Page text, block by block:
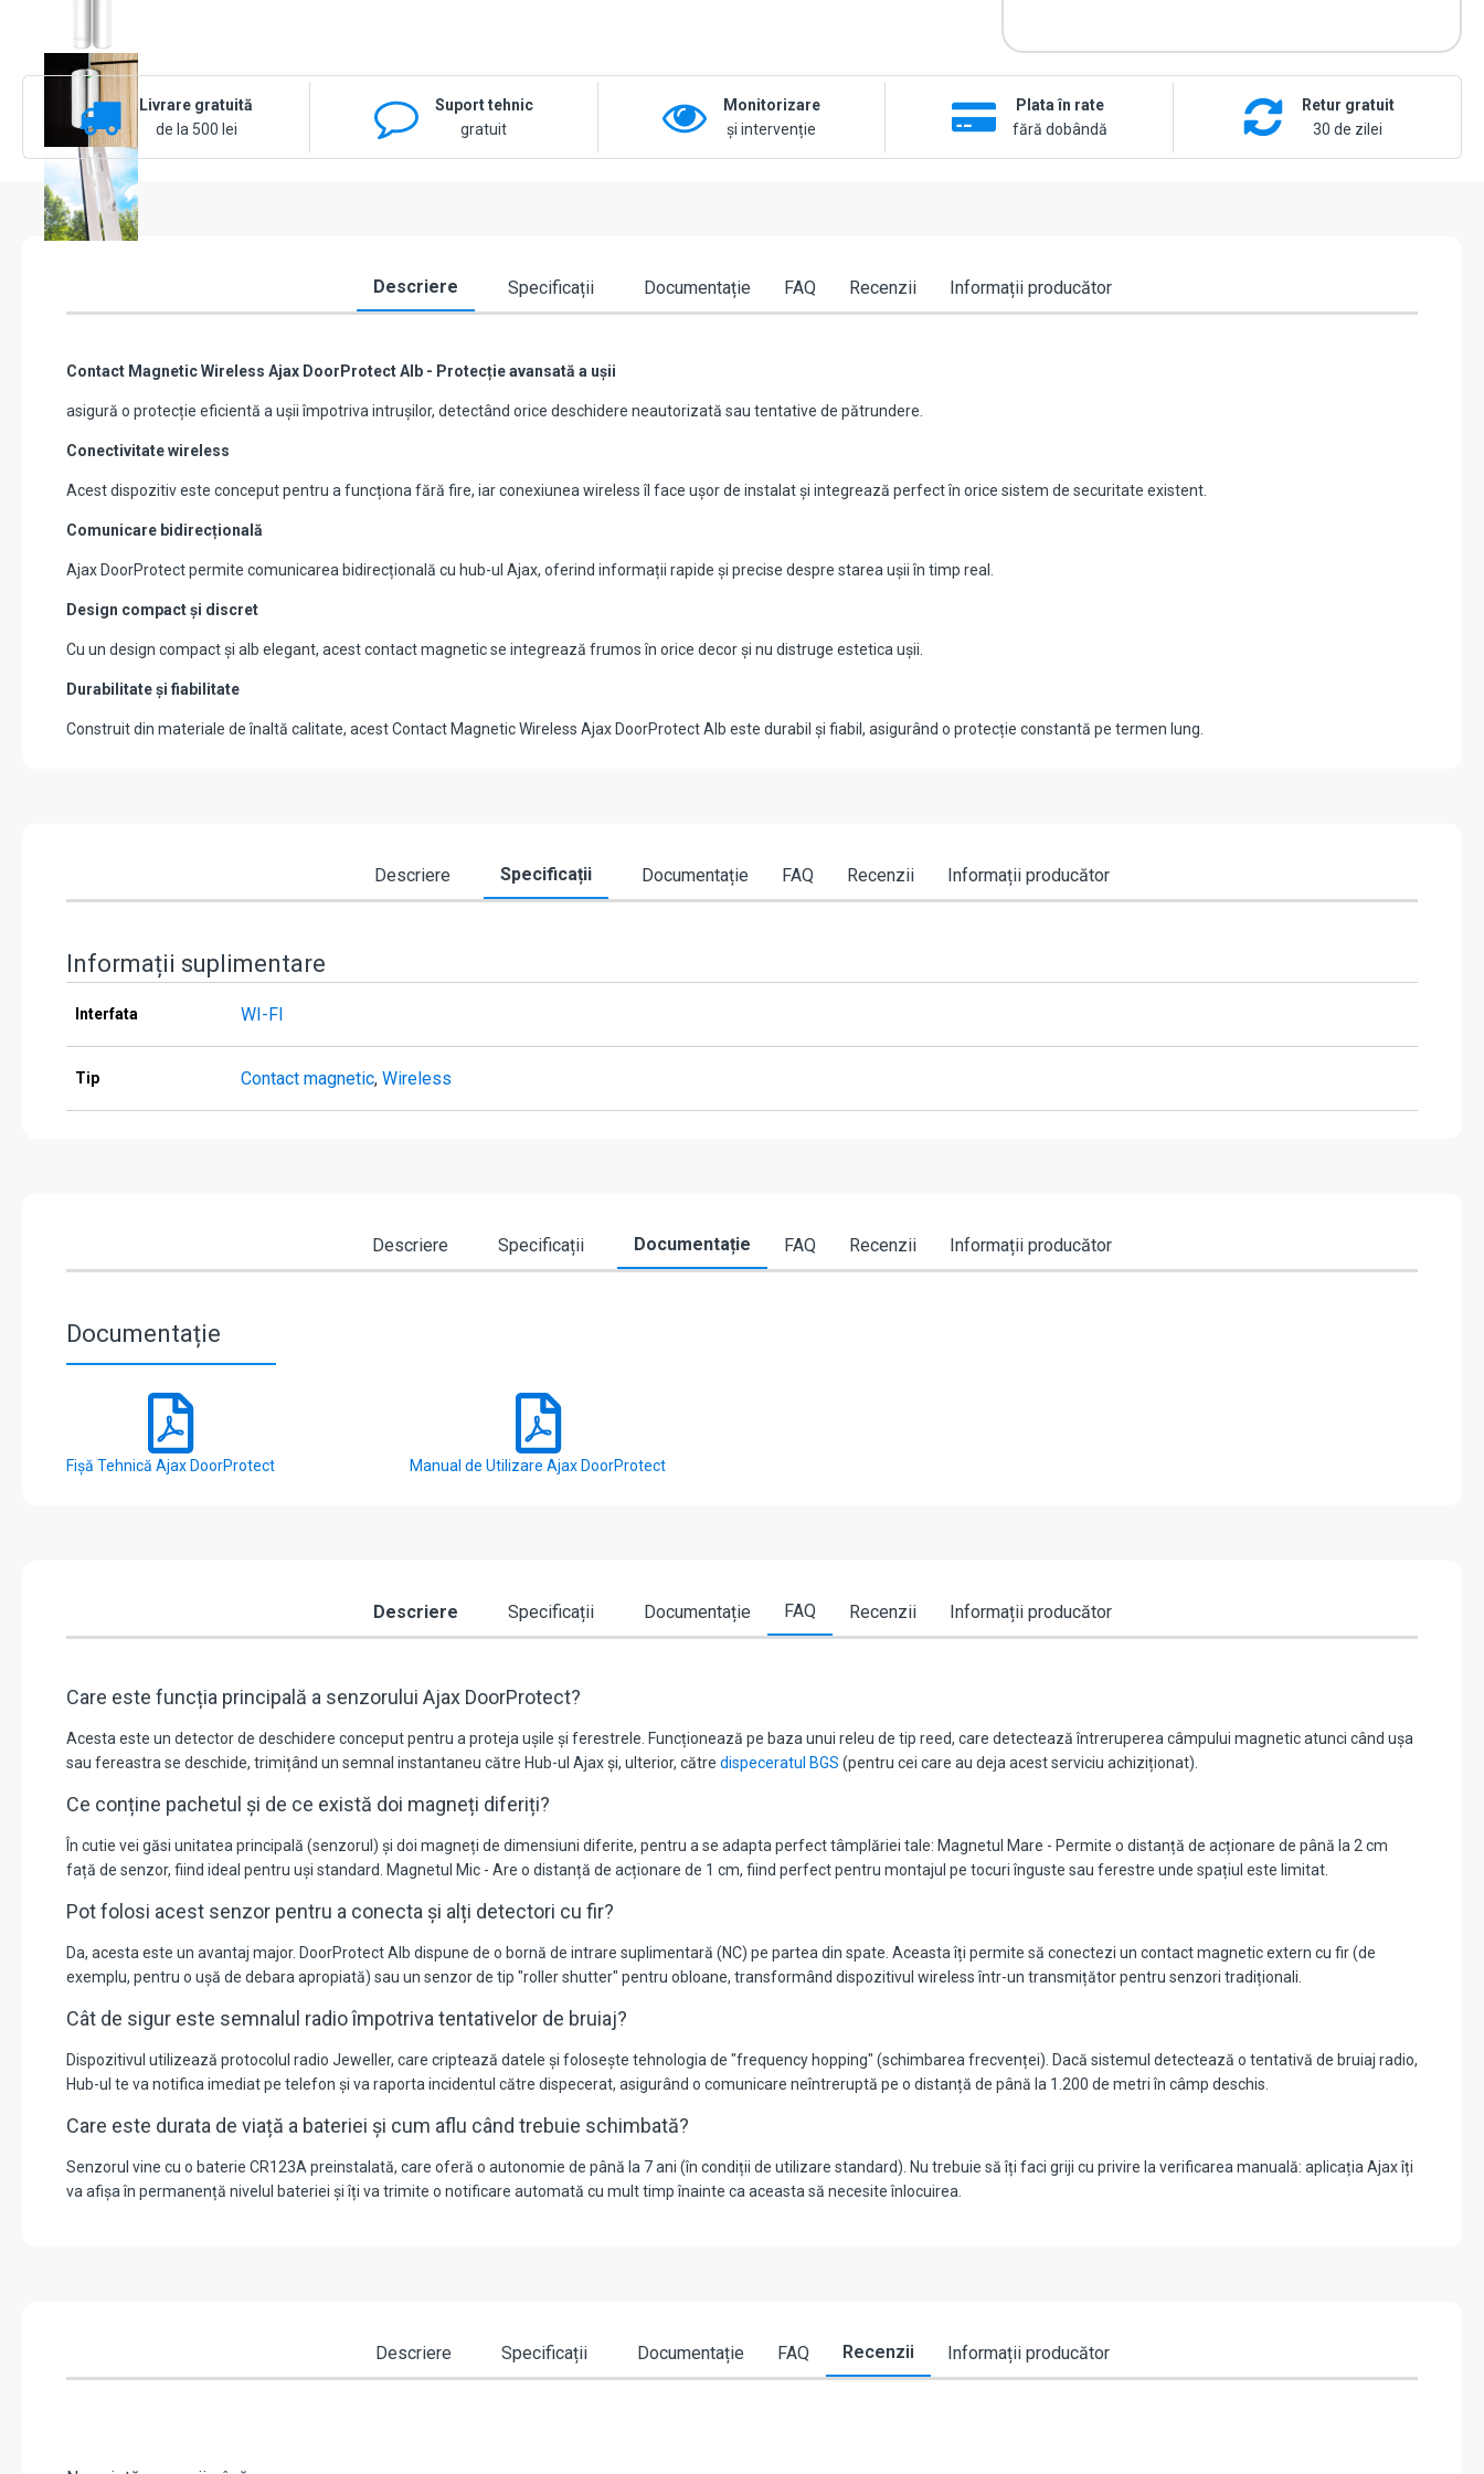
Livrare gratuită
de la 500 lei
Suport tehnic
gratuit
Monitorizare
și intervenție
Plata în rate
fără dobândă
Retur gratuit
30 de zilei
Descriere Specificații Documentație FAQ Recenzii Informații producător
Contact Magnetic Wireless Ajax DoorProtect Alb - Protecție avansată a ușii
asigură o protecție eficientă a ușii împotriva intrușilor, detectând orice deschidere neautorizată sau tentative de pătrundere.
Conectivitate wireless
Acest dispozitiv este conceput pentru a funcționa fără fire, iar conexiunea wireless îl face ușor de instalat și integrează perfect în orice sistem de securitate existent.
Comunicare bidirecțională
Ajax DoorProtect permite comunicarea bidirecțională cu hub-ul Ajax, oferind informații rapide și precise despre starea ușii în timp real.
Design compact și discret
Cu un design compact și alb elegant, acest contact magnetic se integrează frumos în orice decor și nu distruge estetica ușii.
Durabilitate și fiabilitate
Construit din materiale de înaltă calitate, acest Contact Magnetic Wireless Ajax DoorProtect Alb este durabil și fiabil, asigurând o protecție constantă pe termen lung.
Descriere Specificații Documentație FAQ Recenzii Informații producător
Informații suplimentare
Interfata WI-FI
Tip Contact magnetic, Wireless
Descriere Specificații Documentație FAQ Recenzii Informații producător
Documentație
Fișă Tehnică Ajax DoorProtect Manual de Utilizare Ajax DoorProtect
Descriere Specificații Documentație FAQ Recenzii Informații producător
Care este funcția principală a senzorului Ajax DoorProtect?
Acesta este un detector de deschidere conceput pentru a proteja ușile și ferestrele. Funcționează pe baza unui releu de tip reed, care detectează întreruperea câmpului magnetic atunci când ușa
sau fereastra se deschide, trimițând un semnal instantaneu către Hub-ul Ajax și, ulterior, către dispeceratul BGS (pentru cei care au deja acest serviciu achiziționat).
Ce conține pachetul și de ce există doi magneți diferiți?
În cutie vei găsi unitatea principală (senzorul) și doi magneți de dimensiuni diferite, pentru a se adapta perfect tâmplăriei tale: Magnetul Mare - Permite o distanță de acționare de până la 2 cm
față de senzor, fiind ideal pentru uși standard. Magnetul Mic - Are o distanță de acționare de 1 cm, fiind perfect pentru montajul pe tocuri înguste sau ferestre unde spațiul este limitat.
Pot folosi acest senzor pentru a conecta și alți detectori cu fir?
Da, acesta este un avantaj major. DoorProtect Alb dispune de o bornă de intrare suplimentară (NC) pe partea din spate. Aceasta îți permite să conectezi un contact magnetic extern cu fir (de
exemplu, pentru o ușă de debara apropiată) sau un senzor de tip "roller shutter" pentru obloane, transformând dispozitivul wireless într-un transmițător pentru senzori tradiționali.
Cât de sigur este semnalul radio împotriva tentativelor de bruiaj?
Dispozitivul utilizează protocolul radio Jeweller, care criptează datele și folosește tehnologia de "frequency hopping" (schimbarea frecvenței). Dacă sistemul detectează o tentativă de bruiaj radio,
Hub-ul te va notifica imediat pe telefon și va raporta incidentul către dispecerat, asigurând o comunicare neîntreruptă pe o distanță de până la 1.200 de metri în câmp deschis.
Care este durata de viață a bateriei și cum aflu când trebuie schimbată?
Senzorul vine cu o baterie CR123A preinstalată, care oferă o autonomie de până la 7 ani (în condiții de utilizare standard). Nu trebuie să îți faci griji cu privire la verificarea manuală: aplicația Ajax îți
va afișa în permanență nivelul bateriei și îți va trimite o notificare automată cu mult timp înainte ca aceasta să necesite înlocuirea.
Descriere Specificații Documentație FAQ Recenzii Informații producător